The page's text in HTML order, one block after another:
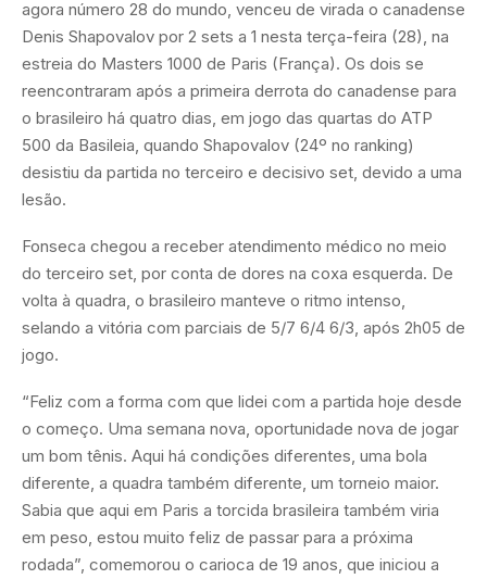
agora número 28 do mundo, venceu de virada o canadense
Denis Shapovalov por 2 sets a 1 nesta terça-feira (28), na
estreia do Masters 1000 de Paris (França). Os dois se
reencontraram após a primeira derrota do canadense para
o brasileiro há quatro dias, em jogo das quartas do ATP
500 da Basileia, quando Shapovalov (24º no ranking)
desistiu da partida no terceiro e decisivo set, devido a uma
lesão.
Fonseca chegou a receber atendimento médico no meio
do terceiro set, por conta de dores na coxa esquerda. De
volta à quadra, o brasileiro manteve o ritmo intenso,
selando a vitória com parciais de 5/7 6/4 6/3, após 2h05 de
jogo.
“Feliz com a forma com que lidei com a partida hoje desde
o começo. Uma semana nova, oportunidade nova de jogar
um bom tênis. Aqui há condições diferentes, uma bola
diferente, a quadra também diferente, um torneio maior.
Sabia que aqui em Paris a torcida brasileira também viria
em peso, estou muito feliz de passar para a próxima
rodada”, comemorou o carioca de 19 anos, que iniciou a